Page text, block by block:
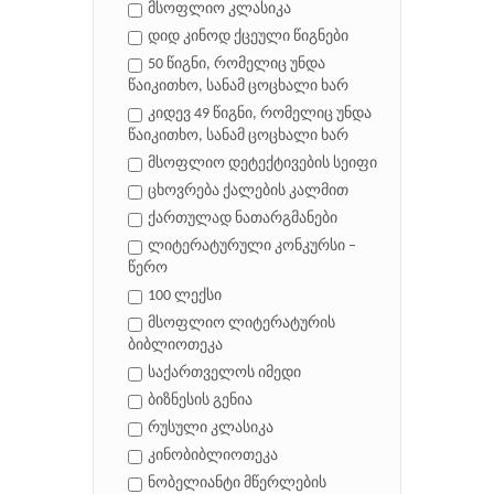
მსოფლიო კლასიკა
დიდ კინოდ ქცეული წიგნები
50 წიგნი, რომელიც უნდა
წაიკითხო, სანამ ცოცხალი ხარ
კიდევ 49 წიგნი, რომელიც უნდა
წაიკითხო, სანამ ცოცხალი ხარ
მსოფლიო დეტექტივების სეიფი
ცხოვრება ქალების კალმით
ქართულად ნათარგმანები
ლიტერატურული კონკურსი –
წერო
100 ლექსი
მსოფლიო ლიტერატურის
ბიბლიოთეკა
საქართველოს იმედი
ბიზნესის გენია
რუსული კლასიკა
კინობიბლიოთეკა
ნობელიანტი მწერლების